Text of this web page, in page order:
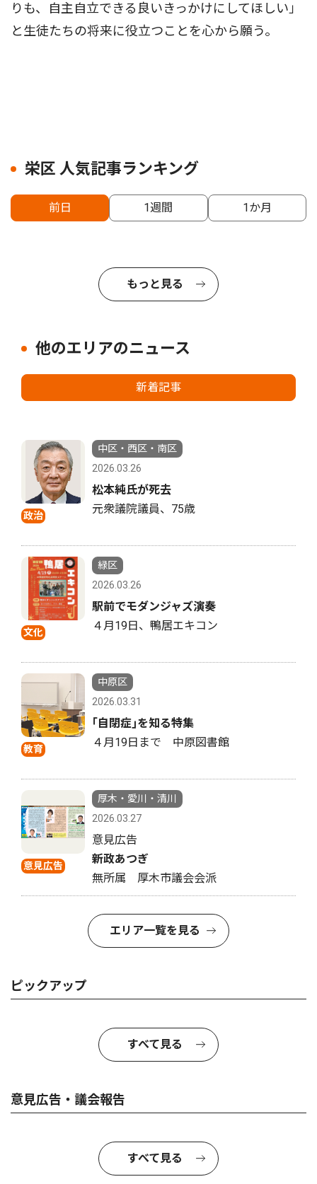
りも、自主自立できる良いきっかけにしてほしい」
と生徒たちの将来に役立つことを心から願う。
栄区 人気記事ランキング
前日 1週間 1か月
もっと見る
他のエリアのニュース
新着記事
政治
中区・西区・南区
2026.03.26
松本純氏が死去
元衆議院議員、75歳
文化
緑区
2026.03.26
駅前でモダンジャズ演奏
４月19日、鴨居エキコン
教育
中原区
2026.03.31
｢自閉症｣を知る特集
４月19日まで 中原図書館
意見広告
厚木・愛川・清川
2026.03.27
意見広告
新政あつぎ
無所属 厚木市議会会派
エリア一覧を見る
ピックアップ
すべて見る
意見広告・議会報告
すべて見る